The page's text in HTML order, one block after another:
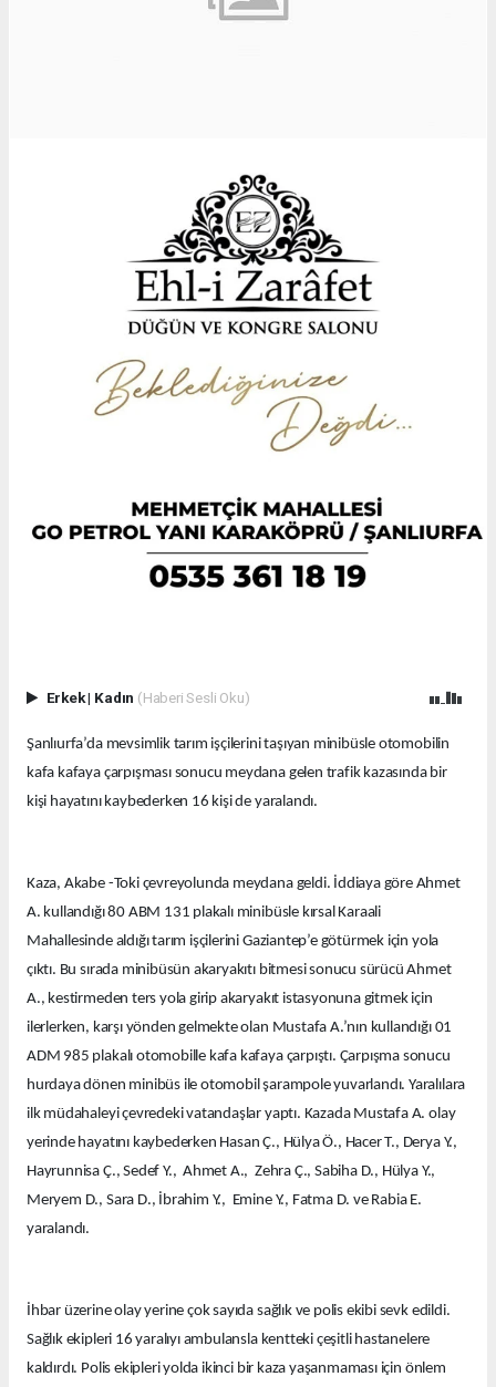
Erkek| Kadın (Haberi Sesli Oku)
Şanlıurfa’da mevsimlik tarım işçilerini taşıyan minibüsle otomobilin
kafa kafaya çarpışması sonucu meydana gelen trafik kazasında bir
kişi hayatını kaybederken 16 kişi de yaralandı.
Kaza, Akabe -Toki çevreyolunda meydana geldi. İddiaya göre Ahmet
A. kullandığı 80 ABM 131 plakalı minibüsle kırsal Karaali
Mahallesinde aldığı tarım işçilerini Gaziantep’e götürmek için yola
çıktı. Bu sırada minibüsün akaryakıtı bitmesi sonucu sürücü Ahmet
A., kestirmeden ters yola girip akaryakıt istasyonuna gitmek için
ilerlerken, karşı yönden gelmekte olan Mustafa A.’nın kullandığı 01
ADM 985 plakalı otomobille kafa kafaya çarpıştı. Çarpışma sonucu
hurdaya dönen minibüs ile otomobil şarampole yuvarlandı. Yaralılara
ilk müdahaleyi çevredeki vatandaşlar yaptı. Kazada Mustafa A. olay
yerinde hayatını kaybederken Hasan Ç., Hülya Ö., Hacer T., Derya Y.,
Hayrunnisa Ç., Sedef Y., Ahmet A., Zehra Ç., Sabiha D., Hülya Y.,
Meryem D., Sara D., İbrahim Y., Emine Y., Fatma D. ve Rabia E.
yaralandı.
İhbar üzerine olay yerine çok sayıda sağlık ve polis ekibi sevk edildi.
Sağlık ekipleri 16 yaralıyı ambulansla kentteki çeşitli hastanelere
kaldırdı. Polis ekipleri yolda ikinci bir kaza yaşanmaması için önlem